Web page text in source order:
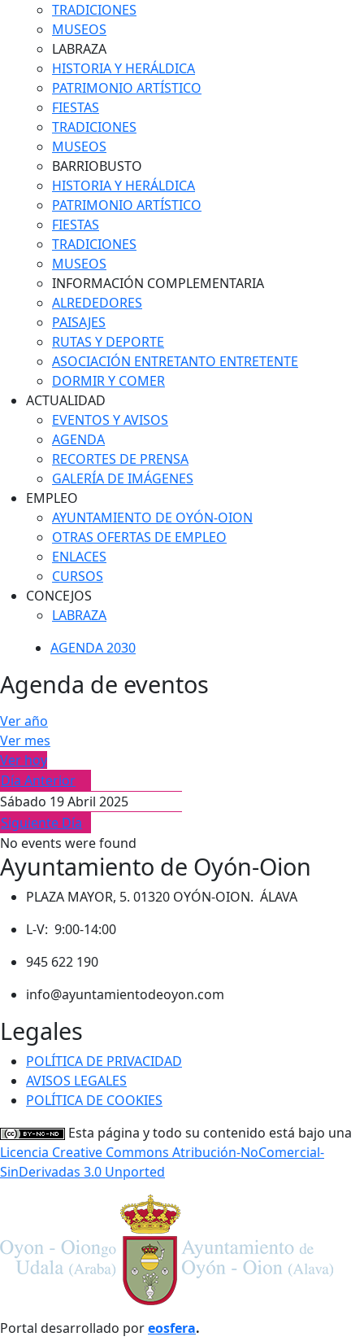
TRADICIONES
MUSEOS
LABRAZA
HISTORIA Y HERÁLDICA
PATRIMONIO ARTÍSTICO
FIESTAS
TRADICIONES
MUSEOS
BARRIOBUSTO
HISTORIA Y HERÁLDICA
PATRIMONIO ARTÍSTICO
FIESTAS
TRADICIONES
MUSEOS
INFORMACIÓN COMPLEMENTARIA
ALREDEDORES
PAISAJES
RUTAS Y DEPORTE
ASOCIACIÓN ENTRETANTO ENTRETENTE
DORMIR Y COMER
ACTUALIDAD
EVENTOS Y AVISOS
AGENDA
RECORTES DE PRENSA
GALERÍA DE IMÁGENES
EMPLEO
AYUNTAMIENTO DE OYÓN-OION
OTRAS OFERTAS DE EMPLEO
ENLACES
CURSOS
CONCEJOS
LABRAZA
AGENDA 2030
Agenda de eventos
Ver año
Ver mes
Ver hoy
Día Anterior
Sábado 19 Abril 2025
Siguiente Día
No events were found
Ayuntamiento de Oyón-Oion
PLAZA MAYOR, 5. 01320 OYÓN-OION. ÁLAVA
L-V: 9:00-14:00
945 622 190
info@ayuntamientodeoyon.com
Legales
POLÍTICA DE PRIVACIDAD
AVISOS LEGALES
POLÍTICA DE COOKIES
Esta página y todo su contenido está bajo una
Licencia Creative Commons Atribución-NoComercial-
SinDerivadas 3.0 Unported
Portal desarrollado poreosfera.